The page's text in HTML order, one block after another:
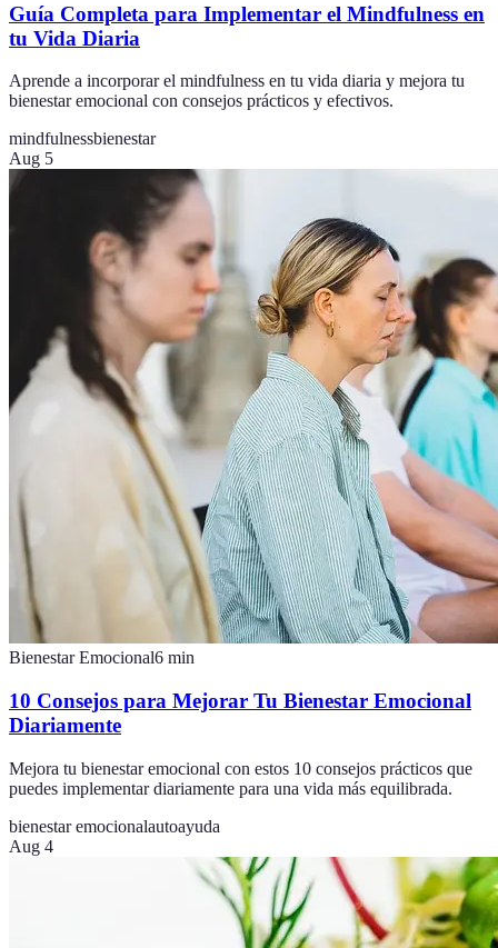
Guía Completa para Implementar el Mindfulness en
tu Vida Diaria
Aprende a incorporar el mindfulness en tu vida diaria y mejora tu
bienestar emocional con consejos prácticos y efectivos.
mindfulnessbienestar
Aug 5
Bienestar Emocional6 min
10 Consejos para Mejorar Tu Bienestar Emocional
Diariamente
Mejora tu bienestar emocional con estos 10 consejos prácticos que
puedes implementar diariamente para una vida más equilibrada.
bienestar emocionalautoayuda
Aug 4